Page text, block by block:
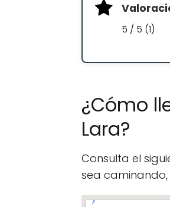
5 / 5 (1)
¿Cómo
Lara?
Consulta el
sea